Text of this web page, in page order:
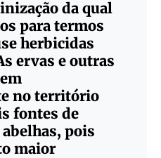
da qual
para termos
herbicidas
ervas e outras
no território
fontes de
pois
maior